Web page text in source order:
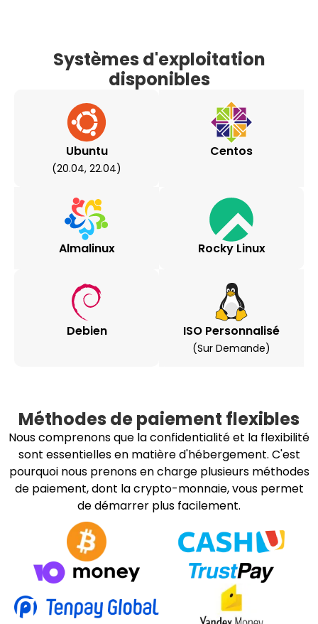
Systèmes d'exploitation
disponibles
Ubuntu
(20.04, 22.04)
Centos
Almalinux Rocky Linux
Debien ISO Personnalisé
(sur Demande)
Méthodes de paiement flexibles
Nous comprenons que la confidentialité et la flexibilité
sont essentielles en matière d'hébergement. C'est
pourquoi nous prenons en charge plusieurs méthodes
de paiement, dont la crypto-monnaie, vous permet
de démarrer plus facilement.